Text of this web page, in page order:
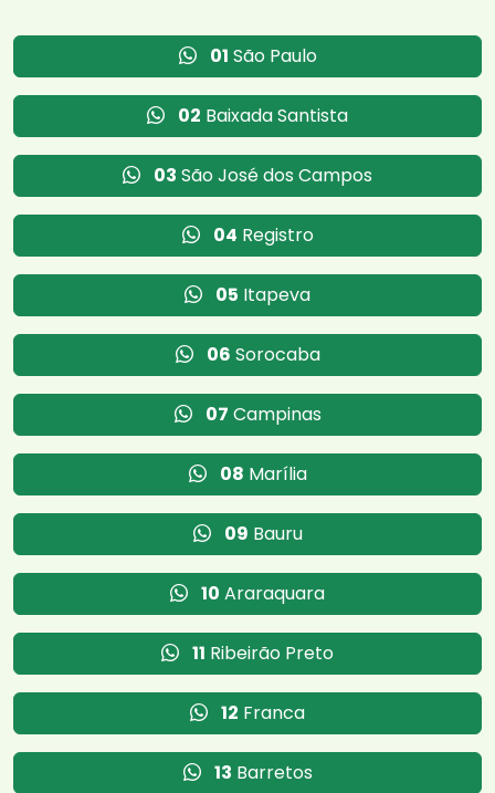
01 São Paulo
02 Baixada Santista
03 São José dos Campos
04 Registro
05 Itapeva
06 Sorocaba
07 Campinas
08 Marília
09 Bauru
10 Araraquara
11 Ribeirão Preto
12 Franca
13 Barretos